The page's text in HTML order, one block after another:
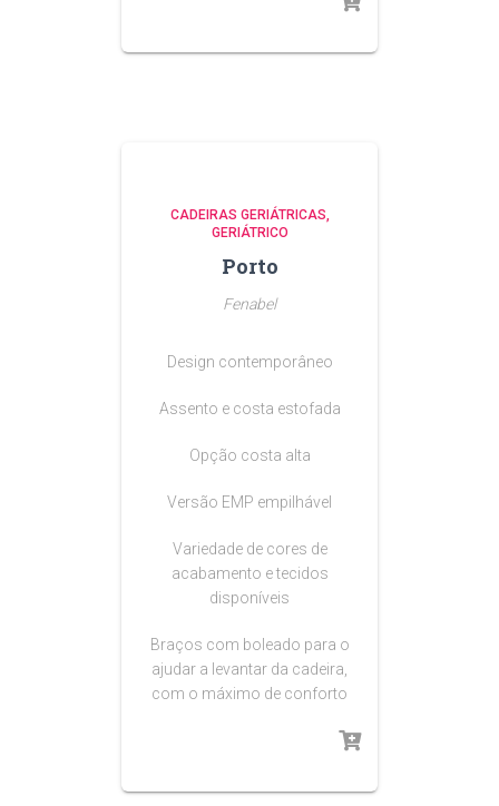
CADEIRAS GERIÁTRICAS
GERIÁTRICO
Porto
Fenabel
Design contemporâneo
Assento e costa estofada
Opção costa alta
Versão EMP empilhável
Variedade de cores de
acabamento e tecidos
disponíveis
Braços com boleado para o
ajudar a levantar da cadeira,
com o máximo de conforto